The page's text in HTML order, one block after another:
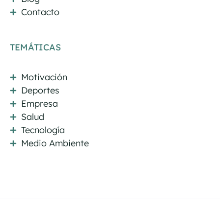
Contacto
TEMÁTICAS
Motivación
Deportes
Empresa
Salud
Tecnología
Medio Ambiente